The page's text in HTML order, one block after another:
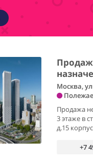
Москва,
Продажа
3 этаже в
д.15
+7